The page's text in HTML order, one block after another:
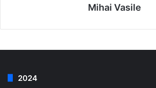
Mihai Vasile
2024